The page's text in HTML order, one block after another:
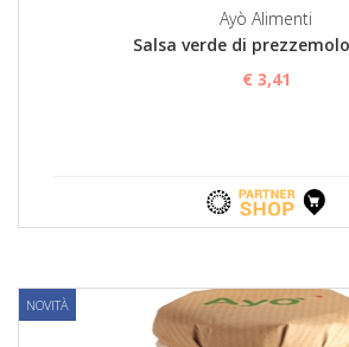
Ayò Alimenti
Salsa verde di
€ 3,41
NOVITÀ